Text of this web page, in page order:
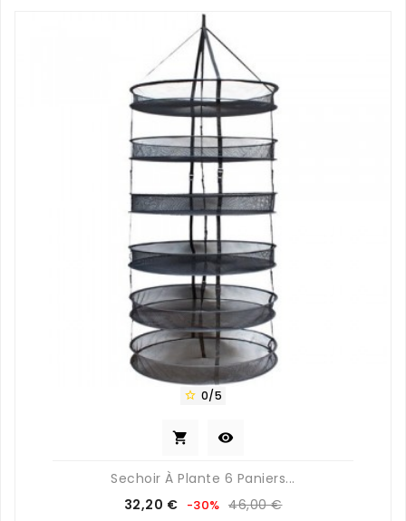
 0/5
 
Sechoir À Plante 6 Paniers...
Prix
32,20 € Prix
-30% 46,00 €